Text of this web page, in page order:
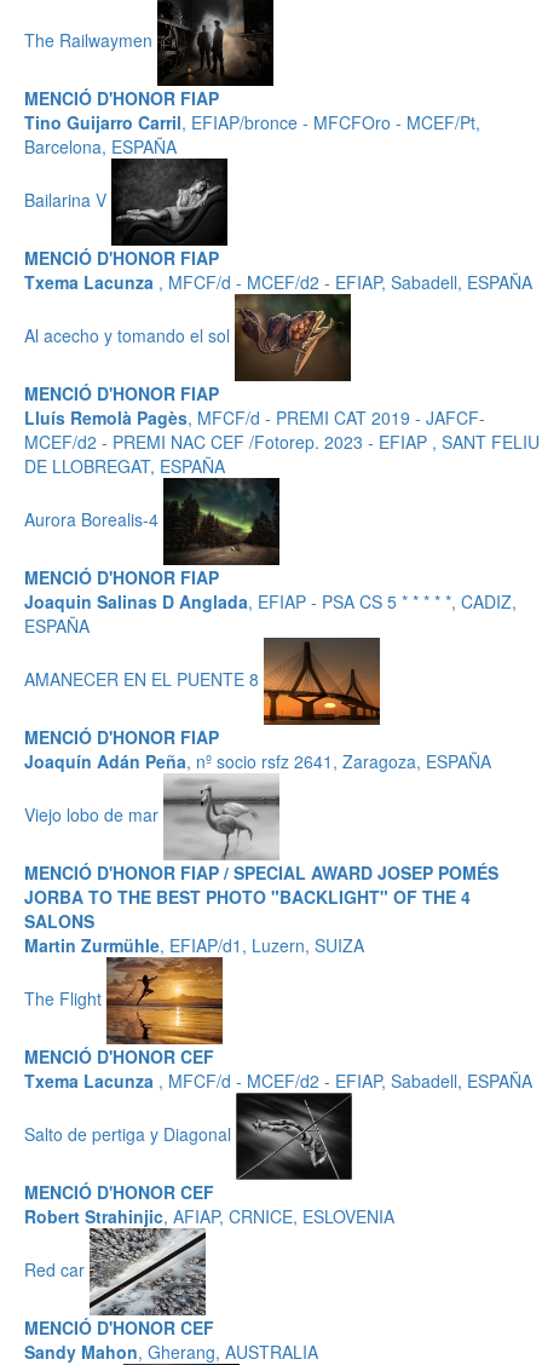
The Railwaymen
MENCIÓ D'HONOR FIAP
Tino Guijarro Carril, EFIAP/bronce - MFCFOro - MCEF/Pt,
Barcelona, ESPAÑA
Bailarina V
MENCIÓ D'HONOR FIAP
Txema Lacunza , MFCF/d - MCEF/d2 - EFIAP, Sabadell, ESPAÑA
Al acecho y tomando el sol
MENCIÓ D'HONOR FIAP
Lluís Remolà Pagès, MFCF/d - PREMI CAT 2019 - JAFCF-
MCEF/d2 - PREMI NAC CEF /Fotorep. 2023 - EFIAP , SANT FELIU
DE LLOBREGAT, ESPAÑA
Aurora Borealis-4
MENCIÓ D'HONOR FIAP
Joaquin Salinas D Anglada, EFIAP - PSA CS 5 * * * * *, CADIZ,
ESPAÑA
AMANECER EN EL PUENTE 8
MENCIÓ D'HONOR FIAP
Joaquín Adán Peña, nº socio rsfz 2641, Zaragoza, ESPAÑA
Viejo lobo de mar
MENCIÓ D'HONOR FIAP / SPECIAL AWARD JOSEP POMÉS
JORBA TO THE BEST PHOTO "BACKLIGHT" OF THE 4
SALONS
Martin Zurmühle, EFIAP/d1, Luzern, SUIZA
The Flight
MENCIÓ D'HONOR CEF
Txema Lacunza , MFCF/d - MCEF/d2 - EFIAP, Sabadell, ESPAÑA
Salto de pertiga y Diagonal
MENCIÓ D'HONOR CEF
Robert Strahinjic, AFIAP, CRNICE, ESLOVENIA
Red car
MENCIÓ D'HONOR CEF
Sandy Mahon, Gherang, AUSTRALIA